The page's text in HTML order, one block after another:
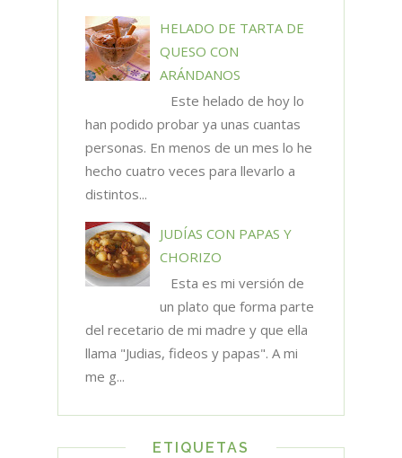
HELADO DE TARTA DE
QUESO CON
ARÁNDANOS
Este helado de hoy lo
han podido probar ya unas cuantas
personas. En menos de un mes lo he
hecho cuatro veces para llevarlo a
distintos...
JUDÍAS CON PAPAS Y
CHORIZO
Esta es mi versión de
un plato que forma parte
del recetario de mi madre y que ella
llama "Judias, fideos y papas". A mi
me g...
ETIQUETAS